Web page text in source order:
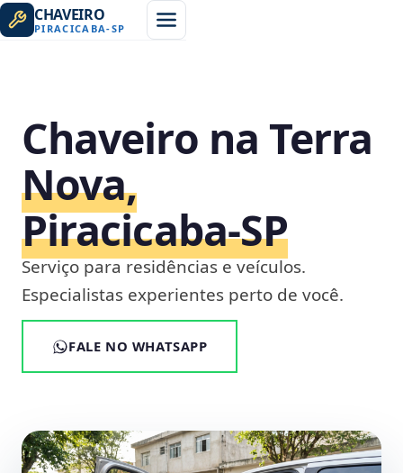
CHAVEIRO
PIRACICABA-SP
Chaveiro na Terra
Nova,
Piracicaba‑SP
Serviço para residências e veículos.
Especialistas experientes perto de você.
FALE NO WHATSAPP